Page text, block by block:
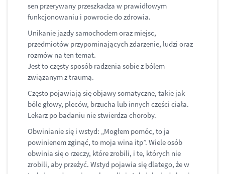
sen przerywany przeszkadza w prawidłowym
funkcjonowaniu i powrocie do zdrowia.
Unikanie jazdy samochodem oraz miejsc,
przedmiotów przypominających zdarzenie, ludzi oraz
rozmów na ten temat.
Jest to częsty sposób radzenia sobie z bólem
związanym z traumą.
Często pojawiają się objawy somatyczne, takie jak
bóle głowy, pleców, brzucha lub innych części ciała.
Lekarz po badaniu nie stwierdza choroby.
Obwinianie się i wstyd: „Mogłem pomóc, to ja
powinienem zginąć, to moja wina itp”. Wiele osób
obwinia się o rzeczy, które zrobili, i te, których nie
zrobili, aby przeżyć. Wstyd pojawia się dlatego, że w